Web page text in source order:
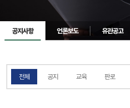
공지사항 언론보도 유관공고
전체 공지 교육 판로